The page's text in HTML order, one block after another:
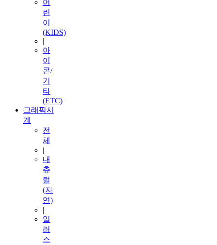
어
린
이
(KIDS)
|
아
이
콘/
기
타
(ETC)
그래픽시
계
전
체
|
내
츄
럴
(자
연)
|
일
러
스